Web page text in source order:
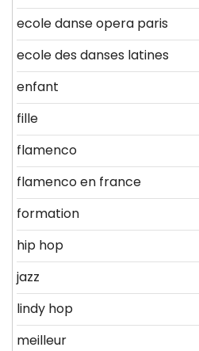
ecole danse opera paris
ecole des danses latines
enfant
fille
flamenco
flamenco en france
formation
hip hop
jazz
lindy hop
meilleur